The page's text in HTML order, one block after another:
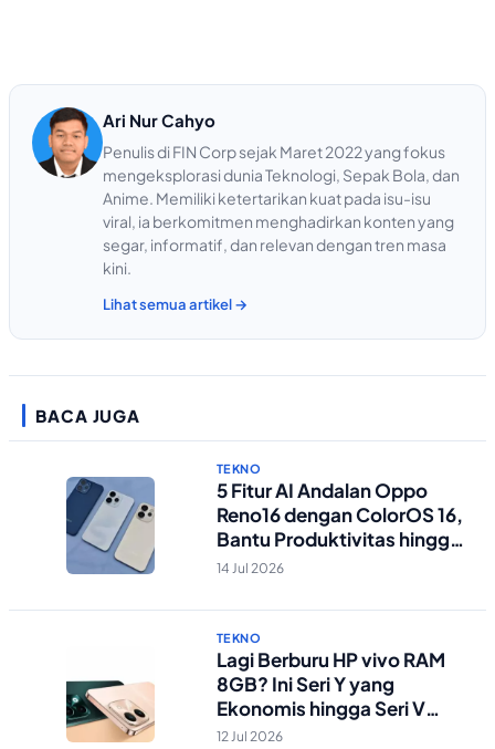
Ari Nur Cahyo
Penulis di FIN Corp sejak Maret 2022 yang fokus
mengeksplorasi dunia Teknologi, Sepak Bola, dan
Anime. Memiliki ketertarikan kuat pada isu-isu
viral, ia berkomitmen menghadirkan konten yang
segar, informatif, dan relevan dengan tren masa
kini.
Lihat semua artikel →
BACA JUGA
TEKNO
5 Fitur AI Andalan Oppo
Reno16 dengan ColorOS 16,
Bantu Produktivitas hingga
Edit Foto Lebih Praktis
14 Jul 2026
TEKNO
Lagi Berburu HP vivo RAM
8GB? Ini Seri Y yang
Ekonomis hingga Seri V
Berstandar Militer!
12 Jul 2026